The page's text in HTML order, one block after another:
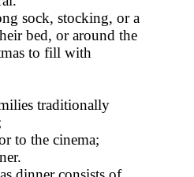
sock, stocking, or a
bed, or around the
to fill with
traditionally
to the cinema;